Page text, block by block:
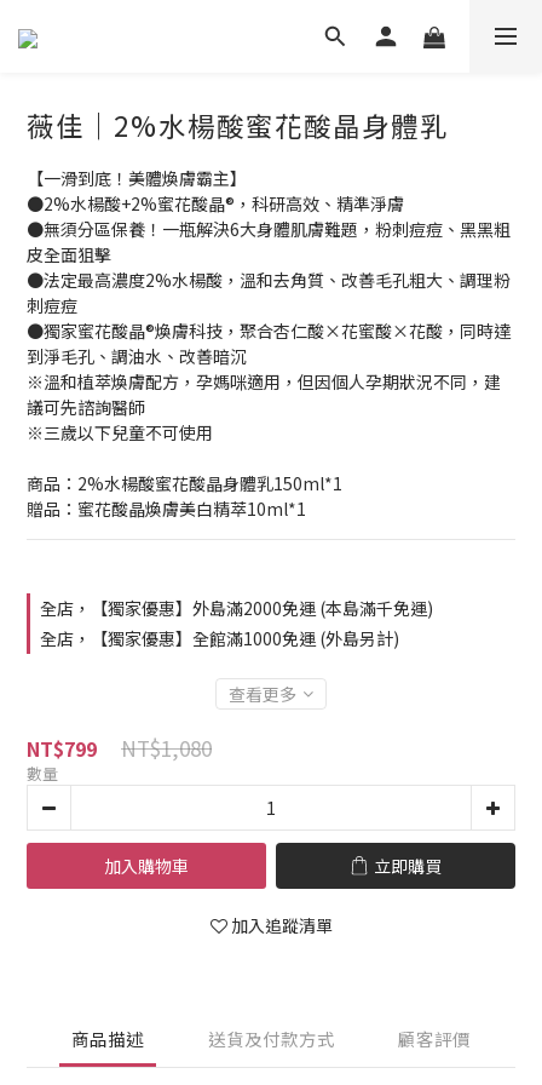
薇佳｜2%水楊酸蜜花酸晶身體乳
【一滑到底！美體煥膚霸主】
●2%水楊酸+2%蜜花酸晶®，科研高效、精準淨膚
●無須分區保養！一瓶解決6大身體肌膚難題，粉刺痘痘、黑黑粗
皮全面狙擊
●法定最高濃度2%水楊酸，溫和去角質、改善毛孔粗大、調理粉
刺痘痘
●獨家蜜花酸晶®煥膚科技，聚合杏仁酸×花蜜酸×花酸，同時達
到淨毛孔、調油水、改善暗沉
※溫和植萃煥膚配方，孕媽咪適用，但因個人孕期狀況不同，建
議可先諮詢醫師
※三歲以下兒童不可使用
商品：2%水楊酸蜜花酸晶身體乳150ml*1
贈品：蜜花酸晶煥膚美白精萃10ml*1
全店，【獨家優惠】外島滿2000免運 (本島滿千免運)
全店，【獨家優惠】全館滿1000免運 (外島另計)
查看更多
NT$799 NT$1,080
數量
加入購物車 立即購買
加入追蹤清單
商品描述 送貨及付款方式 顧客評價